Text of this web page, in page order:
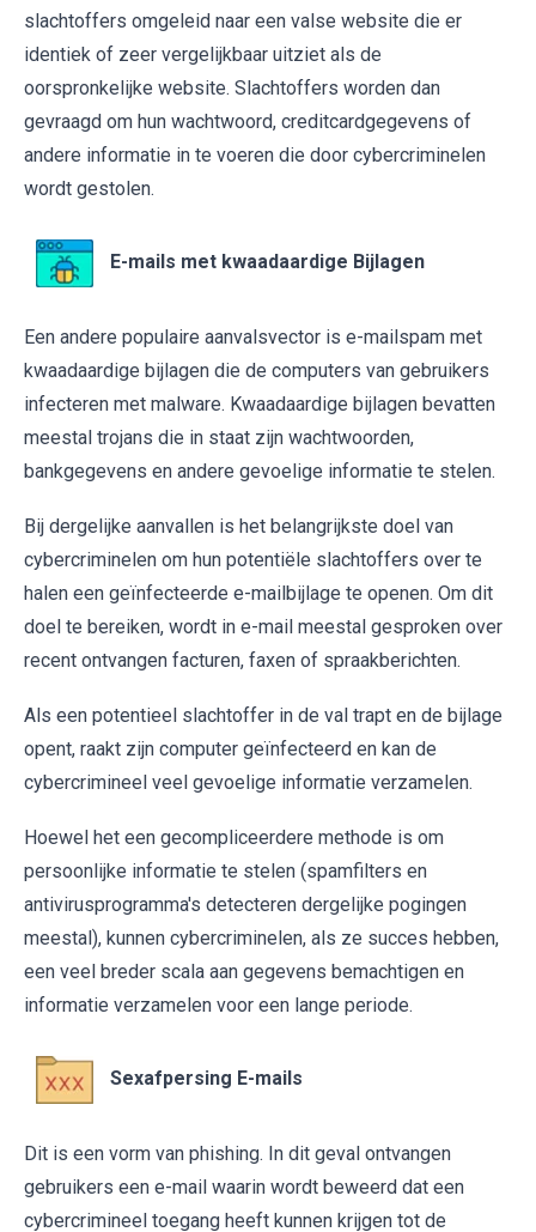
slachtoffers omgeleid naar een valse website die er
identiek of zeer vergelijkbaar uitziet als de
oorspronkelijke website. Slachtoffers worden dan
gevraagd om hun wachtwoord, creditcardgegevens of
andere informatie in te voeren die door cybercriminelen
wordt gestolen.
E-mails met kwaadaardige Bijlagen
Een andere populaire aanvalsvector is e-mailspam met
kwaadaardige bijlagen die de computers van gebruikers
infecteren met malware. Kwaadaardige bijlagen bevatten
meestal trojans die in staat zijn wachtwoorden,
bankgegevens en andere gevoelige informatie te stelen.
Bij dergelijke aanvallen is het belangrijkste doel van
cybercriminelen om hun potentiële slachtoffers over te
halen een geïnfecteerde e-mailbijlage te openen. Om dit
doel te bereiken, wordt in e-mail meestal gesproken over
recent ontvangen facturen, faxen of spraakberichten.
Als een potentieel slachtoffer in de val trapt en de bijlage
opent, raakt zijn computer geïnfecteerd en kan de
cybercrimineel veel gevoelige informatie verzamelen.
Hoewel het een gecompliceerdere methode is om
persoonlijke informatie te stelen (spamfilters en
antivirusprogramma's detecteren dergelijke pogingen
meestal), kunnen cybercriminelen, als ze succes hebben,
een veel breder scala aan gegevens bemachtigen en
informatie verzamelen voor een lange periode.
Sexafpersing E-mails
Dit is een vorm van phishing. In dit geval ontvangen
gebruikers een e-mail waarin wordt beweerd dat een
cybercrimineel toegang heeft kunnen krijgen tot de